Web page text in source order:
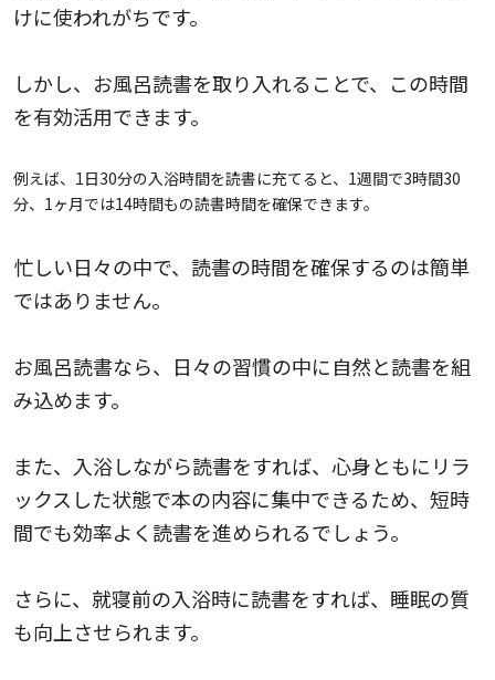
けに使われがちです。
しかし、お風呂読書を取り入れることで、この時間
を有効活用できます。
例えば、1日30分の入浴時間を読書に充てると、1週間で3時間30
分、1ヶ月では14時間もの読書時間を確保できます。
忙しい日々の中で、読書の時間を確保するのは簡単
ではありません。
お風呂読書なら、日々の習慣の中に自然と読書を組
み込めます。
また、入浴しながら読書をすれば、心身ともにリラ
ックスした状態で本の内容に集中できるため、短時
間でも効率よく読書を進められるでしょう。
さらに、就寝前の入浴時に読書をすれば、睡眠の質
も向上させられます。